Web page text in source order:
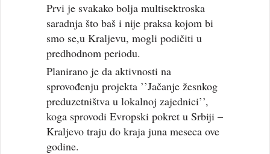
Prvi je svakako bolja multisektroska
saradnja što baš i nije praksa kojom bi
smo se,u Kraljevu, mogli podičiti u
predhodnom periodu.
Planirano je da aktivnosti na
sprovođenju projekta ’’Jačanje žesnkog
preduzetništva u lokalnoj zajednici’’,
koga sprovodi Evropski pokret u Srbiji –
Kraljevo traju do kraja juna meseca ove
godine.